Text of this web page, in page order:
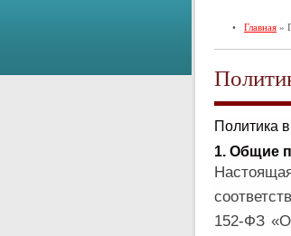
• Главная »
Политика
1. Общие
152-ФЗ